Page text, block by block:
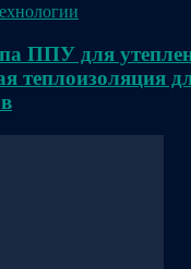
ППУ для
теплоизоляция